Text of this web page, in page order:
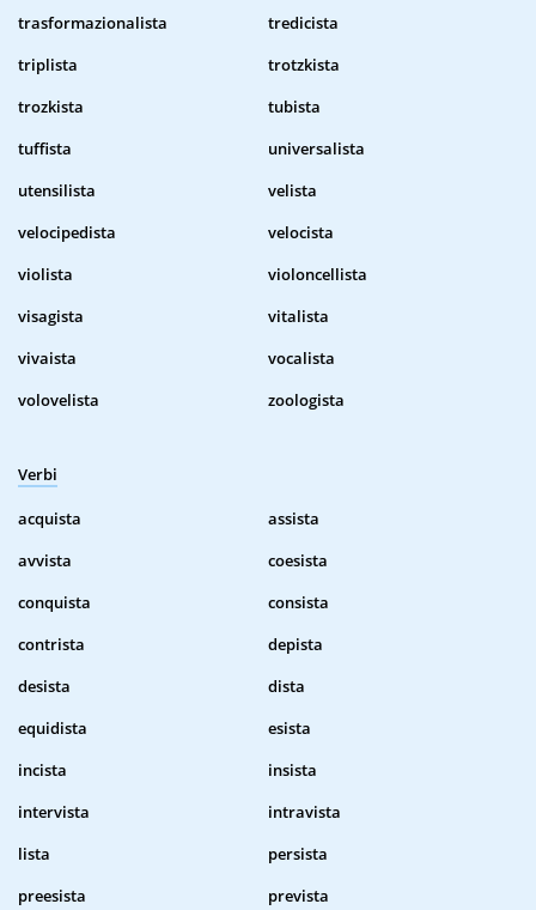
trasformazionalista
tredicista
triplista
trotzkista
trozkista
tubista
tuffista
universalista
utensilista
velista
velocipedista
velocista
violista
violoncellista
visagista
vitalista
vivaista
vocalista
volovelista
zoologista
Verbi
acquista
assista
avvista
coesista
conquista
consista
contrista
depista
desista
dista
equidista
esista
incista
insista
intervista
intravista
lista
persista
preesista
prevista